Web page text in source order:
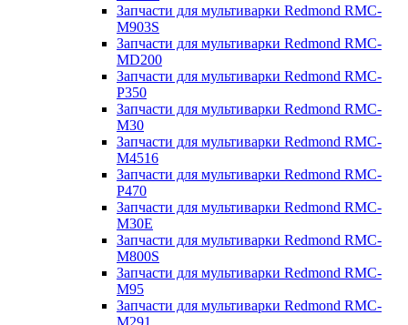
Запчасти для мультиварки Redmond RMC-
M903S
Запчасти для мультиварки Redmond RMC-
MD200
Запчасти для мультиварки Redmond RMC-
P350
Запчасти для мультиварки Redmond RMC-
M30
Запчасти для мультиварки Redmond RMC-
M4516
Запчасти для мультиварки Redmond RMC-
P470
Запчасти для мультиварки Redmond RMC-
M30E
Запчасти для мультиварки Redmond RMC-
M800S
Запчасти для мультиварки Redmond RMC-
M95
Запчасти для мультиварки Redmond RMC-
M291